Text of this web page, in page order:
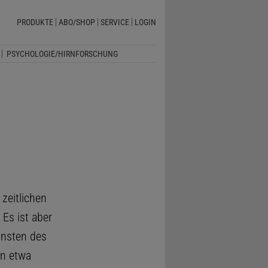
PRODUKTE ABO/SHOP SERVICE LOGIN
PSYCHOLOGIE/HIRNFORSCHUNG
ist aber
des
etwa